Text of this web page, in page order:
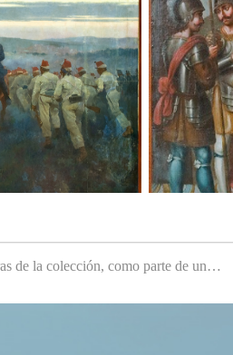
de la colección, como parte de un…